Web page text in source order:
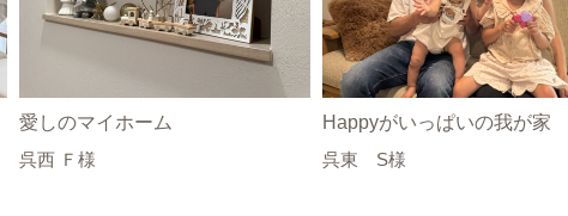
愛しのマイホーム
呉西 Ｆ様
Happyがいっぱいの我が家
呉東 S様